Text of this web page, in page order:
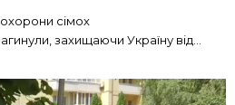
сімох
захищаючи Україну від...